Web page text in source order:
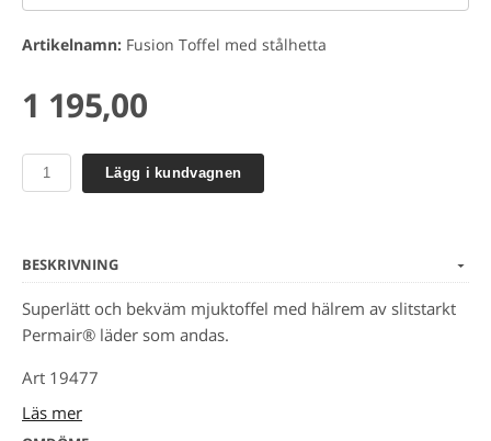
Artikelnamn: Fusion Toffel med stålhetta
1 195,00
Lägg i kundvagnen
BESKRIVNING
Superlätt och bekväm mjuktoffel med hälrem av slitstarkt
Permair® läder som andas.
Art 19477
Extra halkhämmande och stötabsorberande yttersula.
Läs mer